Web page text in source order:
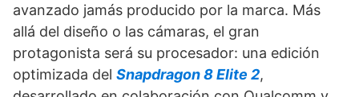
avanzado jamás producido por la marca. Más
allá del diseño o las cámaras, el gran
protagonista será su procesador: una edición
optimizada del Snapdragon 8 Elite 2,